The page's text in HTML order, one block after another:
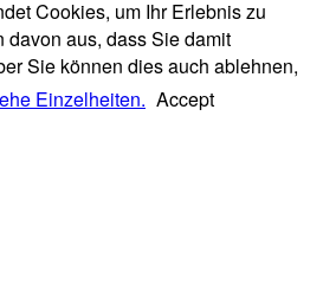
Cookies, um Ihr Erlebnis zu
davon aus, dass Sie damit
Sie können dies auch ablehnen,
Einzelheiten. Accept